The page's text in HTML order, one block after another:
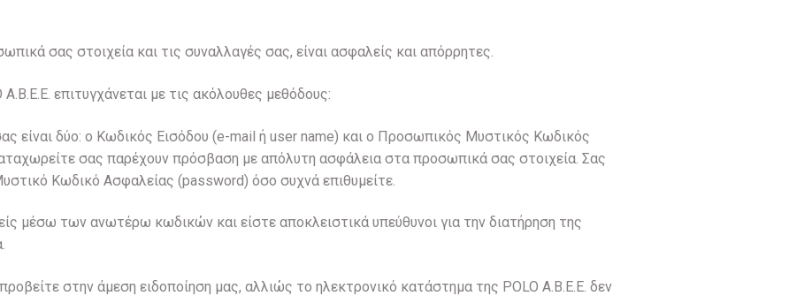
σας στοιχεία και τις συναλλαγές σας, είναι ασφαλείς και απόρρητες.
επιτυγχάνεται με τις ακόλουθες μεθόδους:
είναι δύο: ο Κωδικός Εισόδου (e-mail ή user name) και ο Προσωπικός Μυστικός Κωδικός
σας παρέχουν πρόσβαση με απόλυτη ασφάλεια στα προσωπικά σας στοιχεία. Σας
Κωδικό Ασφαλείας (password) όσο συχνά επιθυμείτε.
μέσω των ανωτέρω κωδικών και είστε αποκλειστικά υπεύθυνοι για την διατήρηση της
στην άμεση ειδοποίηση μας, αλλιώς το ηλεκτρονικό κατάστημα της POLO A.B.E.E. δεν